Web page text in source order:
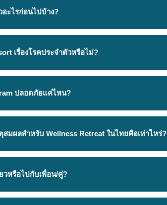
อะไรก่อนไปบ้าง?
เรื่องโรคประจำตัวหรือไม่?
ปลอดภัยแค่ไหน?
สมผลสำหรับ Wellness Retreat ในไทยคือเท่าไหร่?
วหรือไปกับเพื่อน/คู่?